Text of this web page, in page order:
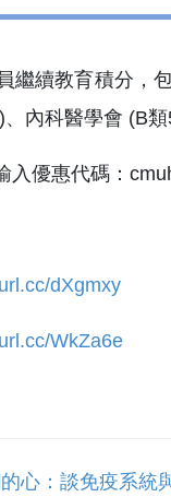
繼續教育積分，
內科醫學會 (B類
優惠代碼：
dXgmxy
WkZa6e
心：談免疫系統